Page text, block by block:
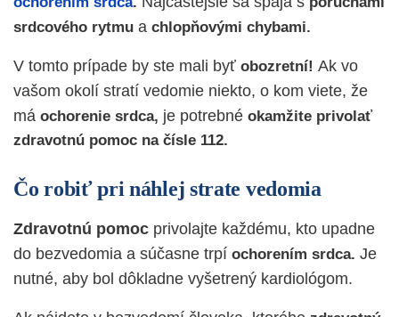
srdcového rytmu a chlopňovými chybami.
V tomto prípade by ste mali byť obozretní! Ak vo
vašom okolí stratí vedomie niekto, o kom viete, že
má ochorenie srdca, je potrebné okamžite privolať
zdravotnú pomoc na čísle 112.
Čo robiť pri náhlej strate vedomia
Zdravotnú pomoc privolajte každému, kto upadne
do bezvedomia a súčasne trpí ochorením srdca. Je
nutné, aby bol dôkladne vyšetrený kardiológom.